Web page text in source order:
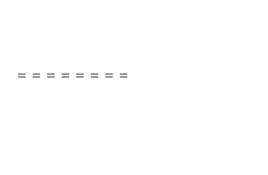
＝＝＝＝＝＝＝＝